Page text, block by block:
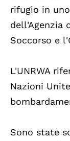
rifugio in
dell'Agenzia
Soccorso e
L'UNRWA
Nazioni
Sono state